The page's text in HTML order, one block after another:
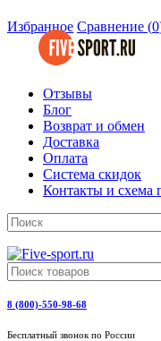
Избранное Сравнение (0
Отзывы
Блог
Возврат и обмен
Доставка
Оплата
Система скидок
Контакты и схема
8 (800)-550-98-68
Бесплатный звонок по России